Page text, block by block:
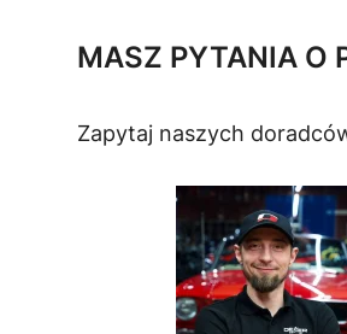
MASZ PYTANIA O
Zapytaj naszych